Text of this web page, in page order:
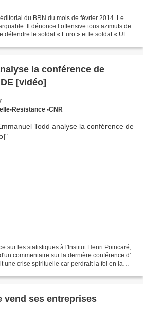
du BRN du mois de février 2014. Le
Il dénonce l’offensive tous azimuts de
défendre le soldat « Euro » et le soldat « UE »
la conférence de
[vidéo]
Resistance -CNR
sur les statistiques à l'Institut Henri Poincaré,
commentaire sur la dernière conférence d'
une crise spirituelle car perdrait la foi en la
vend ses entreprises